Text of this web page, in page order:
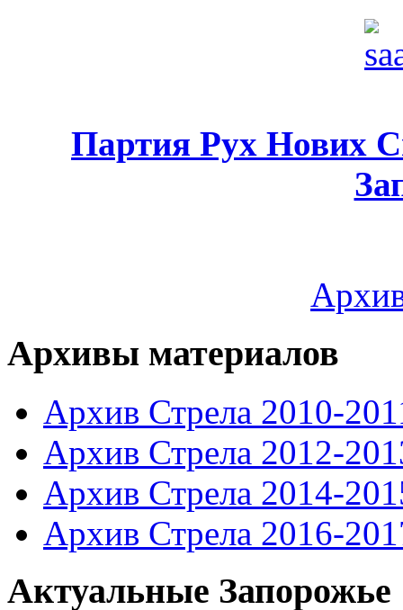
Партия Рух Нових
Архивы материалов
Архив Стрела 2010-
Архив Стрела 2012-
Архив Стрела 2014-
Архив Стрела 2016-
Актуальные Запорожье